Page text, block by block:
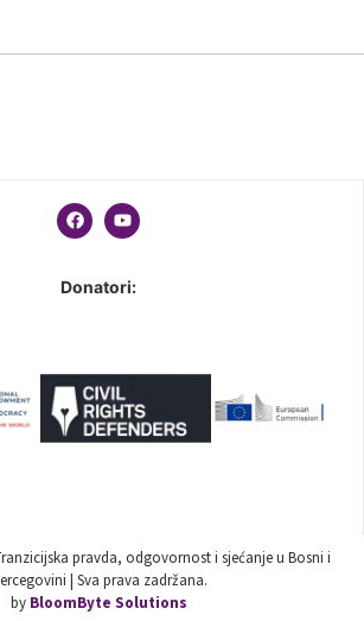
Donatori:
pravda, odgovornost i sjećanje u Bosni i
| Sva prava zadržana.
by BloomByte Solutions